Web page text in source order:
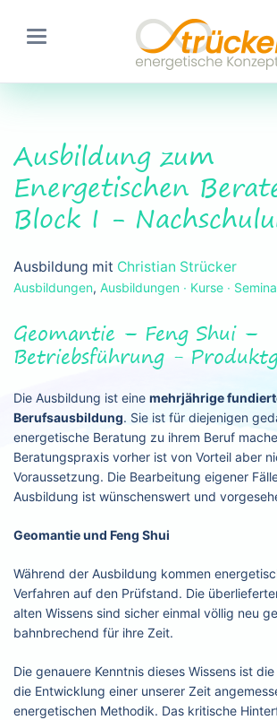
Ausbildung zum
Energetischen
Block I -
Ausbildung mit Christian Strücker
Ausbildungen,Ausbildungen ∙ Kurse ∙
Geomantie – Feng Shui –
Betriebsführung -
Die Ausbildung ist einemehrjährige
Berufsausbildung. Sie ist für diejenigen
energetische Beratung zu ihrem Beruf
Beratungspraxis vorher ist von Vorteil aber
Voraussetzung. Die Bearbeitung eigener
Ausbildung ist wünschenswert und
Geomantie und Feng Shui
Während der Ausbildung kommen
Verfahren auf den Prüfstand. Die
alten Wissens sind sicher einmal völlig neu
bahnbrechend für ihre Zeit.
Die genauere Kenntnis dieses Wissens ist
die Entwicklung einer unserer Zeit
energetischen Methodik. Das kritische